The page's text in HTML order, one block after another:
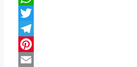
WhatsApp
Twitter
Telegram
Pinterest